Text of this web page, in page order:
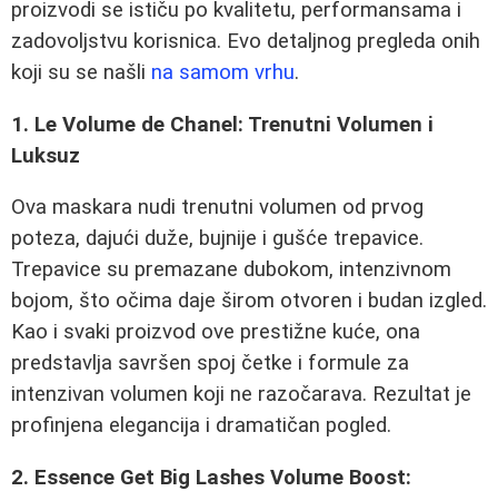
proizvodi se ističu po kvalitetu, performansama i
zadovoljstvu korisnica. Evo detaljnog pregleda onih
koji su se našli na samom vrhu.
1. Le Volume de Chanel: Trenutni Volumen i
Luksuz
Ova maskara nudi trenutni volumen od prvog
poteza, dajući duže, bujnije i gušće trepavice.
Trepavice su premazane dubokom, intenzivnom
bojom, što očima daje širom otvoren i budan izgled.
Kao i svaki proizvod ove prestižne kuće, ona
predstavlja savršen spoj četke i formule za
intenzivan volumen koji ne razočarava. Rezultat je
profinjena elegancija i dramatičan pogled.
2. Essence Get Big Lashes Volume Boost: